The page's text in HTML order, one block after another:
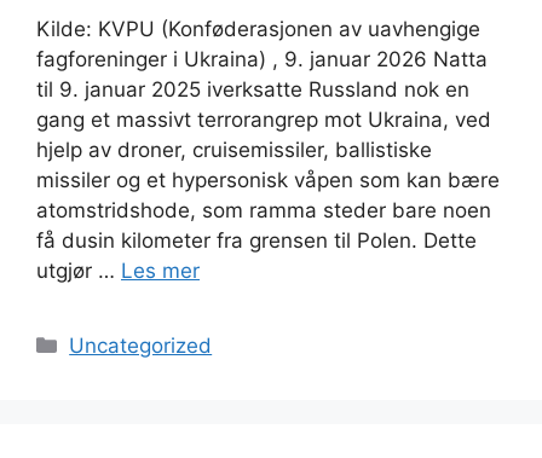
Kilde: KVPU (Konføderasjonen av uavhengige
fagforeninger i Ukraina) , 9. januar 2026 Natta
til 9. januar 2025 iverksatte Russland nok en
gang et massivt terrorangrep mot Ukraina, ved
hjelp av droner, cruisemissiler, ballistiske
missiler og et hypersonisk våpen som kan bære
atomstridshode, som ramma steder bare noen
få dusin kilometer fra grensen til Polen. Dette
utgjør … Les mer
Kategorier
Uncategorized